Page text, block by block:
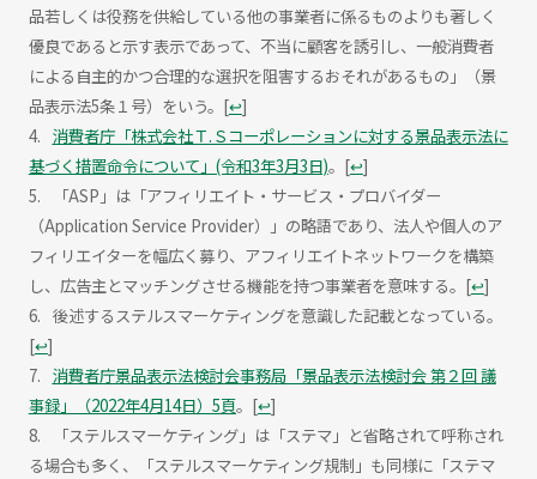
品若しくは役務を供給している他の事業者に係るものよりも著しく
優良であると示す表示であって、不当に顧客を誘引し、一般消費者
による自主的かつ合理的な選択を阻害するおそれがあるもの」（景
品表示法5条１号）をいう。 [↩]
消費者庁「株式会社Ｔ.Ｓコーポレーションに対する景品表示法に
基づく措置命令について」(令和3年3月3日)。 [↩]
「ASP」は「アフィリエイト・サービス・プロバイダー
（Application Service Provider）」の略語であり、法人や個人のア
フィリエイターを幅広く募り、アフィリエイトネットワークを構築
し、広告主とマッチングさせる機能を持つ事業者を意味する。 [↩]
後述するステルスマーケティングを意識した記載となっている。
[↩]
消費者庁景品表示法検討会事務局「景品表示法検討会 第２回 議
事録」（2022年4月14日）5頁。 [↩]
「ステルスマーケティング」は「ステマ」と省略されて呼称され
る場合も多く、「ステルスマーケティング規制」も同様に「ステマ